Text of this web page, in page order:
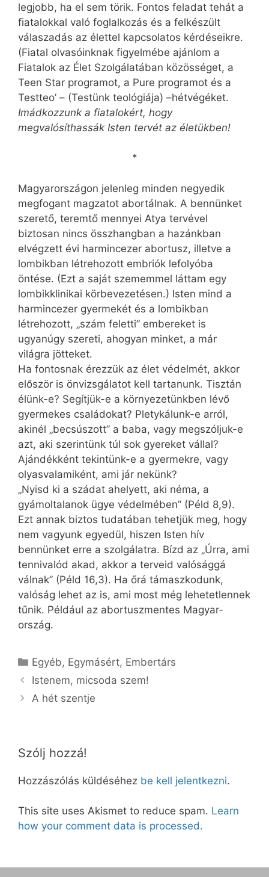
legjobb, ha el sem törik. Fontos feladat tehát a
fiatalokkal való foglalkozás és a felkészült
válaszadás az élettel kapcsolatos kérdéseikre.
(Fiatal olvasóinknak figyelmébe ajánlom a
Fiatalok az Élet Szolgálatában közösséget, a
Teen Star programot, a Pure programot és a
Testteo’ – (Testünk teológiája) –hétvégéket.
Imádkozzunk a fiatalokért, hogy
megvalósíthassák Isten tervét az életükben!
*
Magyarországon jelenleg minden negyedik
megfogant magzatot abortálnak. A bennünket
szerető, teremtő mennyei Atya tervével
biztosan nincs összhangban a hazánkban
elvégzett évi harmincezer abortusz, illetve a
lombikban létrehozott embriók lefolyóba
öntése. (Ezt a saját szememmel láttam egy
lombikklinikai körbevezetésen.) Isten mind a
harmincezer gyermekét és a lombikban
létrehozott, „szám feletti” embereket is
ugyanúgy szereti, ahogyan minket, a már
világra jötteket.
Ha fontosnak érezzük az élet védelmét, akkor
először is önvizsgálatot kell tartanunk. Tisztán
élünk-e? Segítjük-e a környezetünkben lévő
gyermekes családokat? Pletykálunk-e arról,
akinél „becsúszott” a baba, vagy megszóljuk-e
azt, aki szerintünk túl sok gyereket vállal?
Ajándékként tekintünk-e a gyermekre, vagy
olyasvalamiként, ami jár nekünk?
„Nyisd ki a szádat ahelyett, aki néma, a
gyámoltalanok ügye védelmében” (Péld 8,9).
Ezt annak biztos tudatában tehetjük meg, hogy
nem vagyunk egyedül, hiszen Isten hív
bennünket erre a szolgálatra. Bízd az „Úrra, ami
tennivalód akad, akkor a terveid valósággá
válnak” (Péld 16,3). Ha őrá támaszkodunk,
valóság lehet az is, ami most még lehetetlennek
tűnik. Például az abortuszmentes Magyar­
ország.
Kategória
Egyéb, Egymásért, Embertárs
Istenem, micsoda szem!
A hét szentje
Szólj hozzá!
Hozzászólás küldéséhez be kell jelentkezni.
This site uses Akismet to reduce spam. Learn
how your comment data is processed.